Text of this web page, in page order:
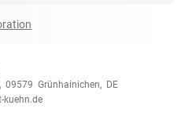
09579 Grünhainichen, DE
kuehn.de